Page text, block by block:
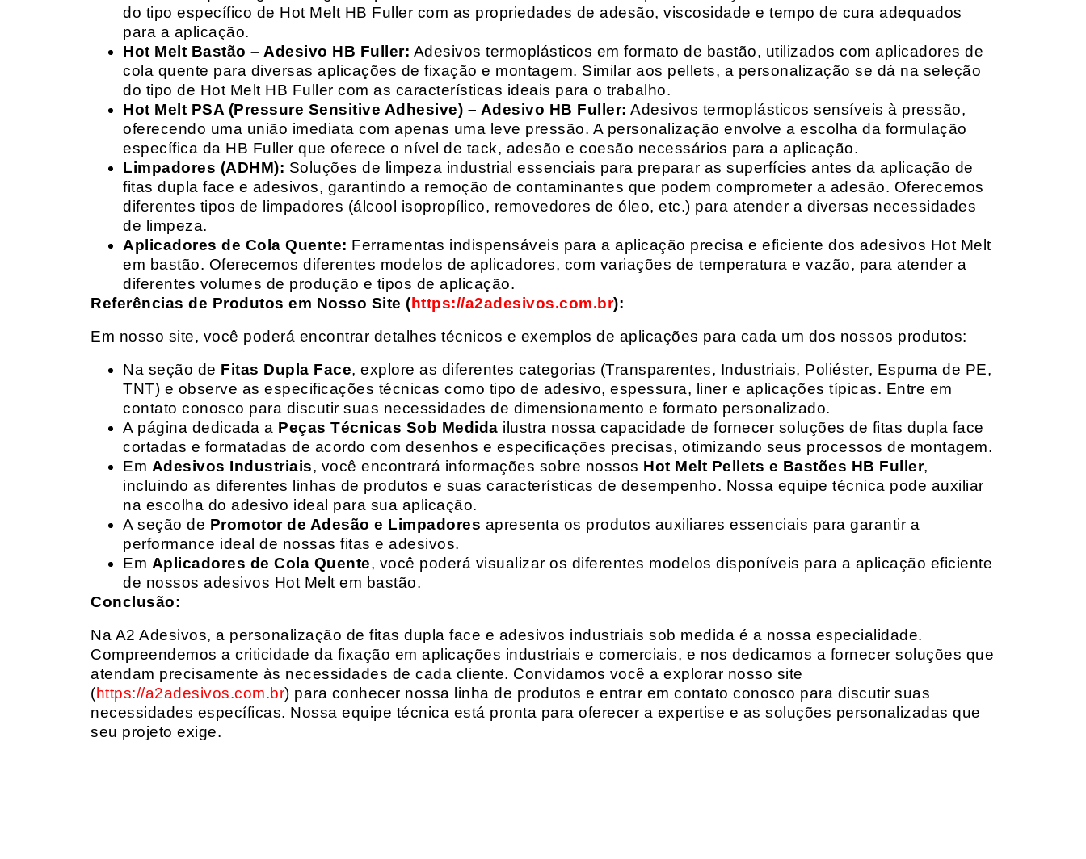
do tipo específico de Hot Melt HB Fuller com as propriedades de adesão, viscosidade e tempo de cura adequados
para a aplicação.
Hot Melt Bastão – Adesivo HB Fuller: Adesivos termoplásticos em formato de bastão, utilizados com aplicadores de
cola quente para diversas aplicações de fixação e montagem. Similar aos pellets, a personalização se dá na seleção
do tipo de Hot Melt HB Fuller com as características ideais para o trabalho.
Hot Melt PSA (Pressure Sensitive Adhesive) – Adesivo HB Fuller: Adesivos termoplásticos sensíveis à pressão,
oferecendo uma união imediata com apenas uma leve pressão. A personalização envolve a escolha da formulação
específica da HB Fuller que oferece o nível de tack, adesão e coesão necessários para a aplicação.
Limpadores (ADHM): Soluções de limpeza industrial essenciais para preparar as superfícies antes da aplicação de
fitas dupla face e adesivos, garantindo a remoção de contaminantes que podem comprometer a adesão. Oferecemos
diferentes tipos de limpadores (álcool isopropílico, removedores de óleo, etc.) para atender a diversas necessidades
de limpeza.
Aplicadores de Cola Quente: Ferramentas indispensáveis para a aplicação precisa e eficiente dos adesivos Hot Melt
em bastão. Oferecemos diferentes modelos de aplicadores, com variações de temperatura e vazão, para atender a
diferentes volumes de produção e tipos de aplicação.
Referências de Produtos em Nosso Site (https://a2adesivos.com.br):
Em nosso site, você poderá encontrar detalhes técnicos e exemplos de aplicações para cada um dos nossos produtos:
Na seção de Fitas Dupla Face, explore as diferentes categorias (Transparentes, Industriais, Poliéster, Espuma de PE,
TNT) e observe as especificações técnicas como tipo de adesivo, espessura, liner e aplicações típicas. Entre em
contato conosco para discutir suas necessidades de dimensionamento e formato personalizado.
A página dedicada a Peças Técnicas Sob Medida ilustra nossa capacidade de fornecer soluções de fitas dupla face
cortadas e formatadas de acordo com desenhos e especificações precisas, otimizando seus processos de montagem.
Em Adesivos Industriais, você encontrará informações sobre nossos Hot Melt Pellets e Bastões HB Fuller,
incluindo as diferentes linhas de produtos e suas características de desempenho. Nossa equipe técnica pode auxiliar
na escolha do adesivo ideal para sua aplicação.
A seção de Promotor de Adesão e Limpadores apresenta os produtos auxiliares essenciais para garantir a
performance ideal de nossas fitas e adesivos.
Em Aplicadores de Cola Quente, você poderá visualizar os diferentes modelos disponíveis para a aplicação eficiente
de nossos adesivos Hot Melt em bastão.
Conclusão:
Na A2 Adesivos, a personalização de fitas dupla face e adesivos industriais sob medida é a nossa especialidade.
Compreendemos a criticidade da fixação em aplicações industriais e comerciais, e nos dedicamos a fornecer soluções que
atendam precisamente às necessidades de cada cliente. Convidamos você a explorar nosso site
(https://a2adesivos.com.br) para conhecer nossa linha de produtos e entrar em contato conosco para discutir suas
necessidades específicas. Nossa equipe técnica está pronta para oferecer a expertise e as soluções personalizadas que
seu projeto exige.